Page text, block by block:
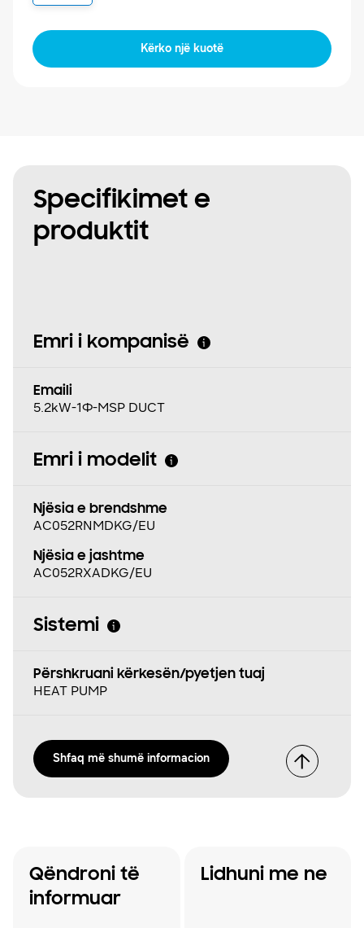
Kërko një kuotë
Specifikimet e
produktit
Emri i kompanisë
Emaili
5.2kW-1Φ-MSP DUCT
Emri i modelit
Njësia e brendshme
AC052RNMDKG/EU
Njësia e jashtme
AC052RXADKG/EU
Sistemi
Përshkruani kërkesën/pyetjen tuaj
HEAT PUMP
Shfaq më shumë informacion
Qëndroni të
informuar
Lidhuni me ne